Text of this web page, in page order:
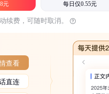
元 每日仅0.55元
续费，可随时取消。
查看
直连